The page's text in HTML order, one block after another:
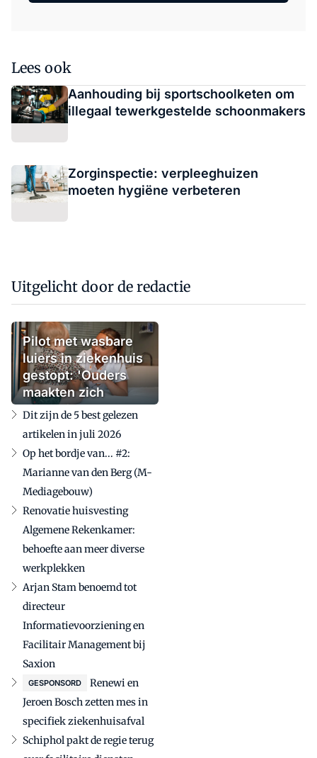
Lees ook
Aanhouding bij sportschoolketen om
illegaal tewerkgestelde schoonmakers
Zorginspectie: verpleeghuizen
moeten hygiëne verbeteren
Uitgelicht door de redactie
Pilot met wasbare
luiers in ziekenhuis
gestopt: 'Ouders
maakten zich
zorgen'
Dit zijn de 5 best gelezen
artikelen in juli 2026
Op het bordje van... #2:
Marianne van den Berg (M-
Mediagebouw)
Renovatie huisvesting
Algemene Rekenkamer:
behoefte aan meer diverse
werkplekken
Arjan Stam benoemd tot
directeur
Informatievoorziening en
Facilitair Management bij
Saxion
GESPONSORD
Renewi en
Jeroen Bosch zetten mes in
specifiek ziekenhuisafval
Schiphol pakt de regie terug